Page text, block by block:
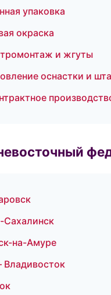
упаковка
окраска
и жгуты
оснастки и
на-Амуре